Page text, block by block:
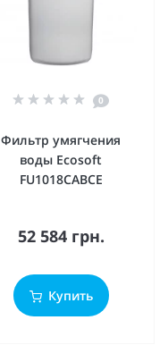
0
Фильтр умягчения
воды Ecosoft
FU1018CABCE
52 584 грн.
Купить